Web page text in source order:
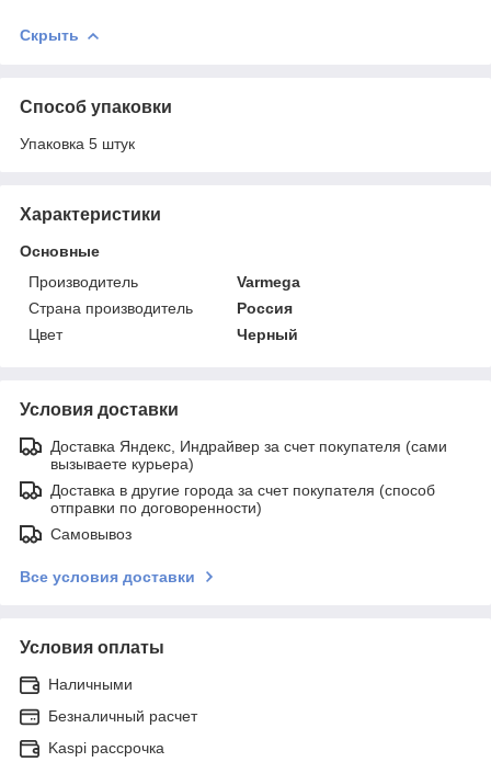
Скрыть
Способ упаковки
Упаковка 5 штук
Характеристики
Основные
Производитель
Varmega
Страна производитель
Россия
Цвет
Черный
Условия доставки
Доставка Яндекс, Индрайвер за счет покупателя (сами
вызываете курьера)
Доставка в другие города за счет покупателя (способ
отправки по договоренности)
Самовывоз
Все условия доставки
Условия оплаты
Наличными
Безналичный расчет
Kaspi рассрочка